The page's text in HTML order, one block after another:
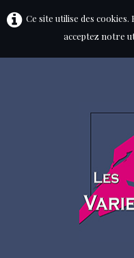
Ce site utilise des
acceptez notre